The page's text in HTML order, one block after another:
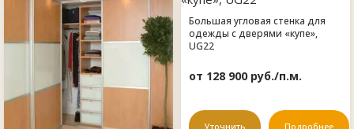
Большая угловая стенка для
одежды с дверями «купе»,
UG22
от 128 900 руб./п.м.
Уточнить
Подробнее